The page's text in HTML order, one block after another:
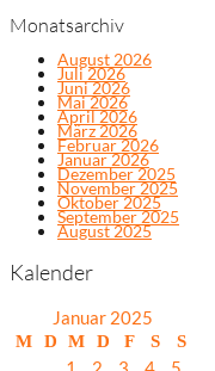
Monatsarchiv
August 2026
Juli 2026
Juni 2026
Mai 2026
April 2026
März 2026
Februar 2026
Januar 2026
Dezember 2025
November 2025
Oktober 2025
September 2025
August 2025
Kalender
Januar 2025
M D M D F S S